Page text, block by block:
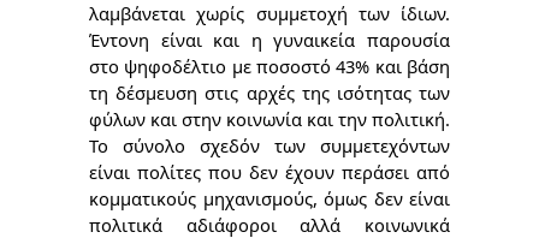
λαμβάνεται χωρίς συμμετοχή των ίδιων.
Έντονη είναι και η γυναικεία παρουσία
στο ψηφοδέλτιο με ποσοστό 43% και βάση
τη δέσμευση στις αρχές της ισότητας των
φύλων και στην κοινωνία και την πολιτική.
Το σύνολο σχεδόν των συμμετεχόντων
είναι πολίτες που δεν έχουν περάσει από
κομματικούς μηχανισμούς, όμως δεν είναι
πολιτικά αδιάφοροι αλλά κοινωνικά